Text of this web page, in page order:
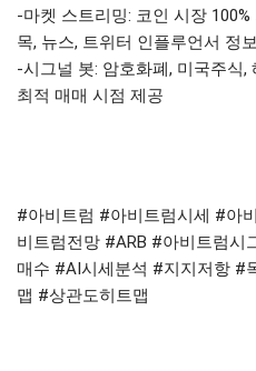
-마켓 스트리밍: 코인 시장
목, 뉴스, 트위터 인플루언서 정
-시그널 봇: 암호화폐, 미국주식
최적 매매 시점 제공
#아비트럼 #아비트럼시세 #아
비트럼전망 #ARB #아비트럼시
매수 #AI시세분석 #지지저항 #
맵 #상관도히트맵